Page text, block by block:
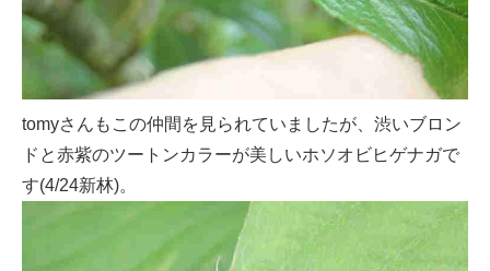
tomyさんもこの仲間を見られていましたが、渋いブロン
ドと赤紫のツートンカラーが美しいホソオビヒゲナガで
す(4/24新林)。